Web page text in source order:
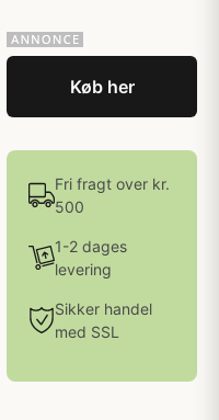
Køb her
Fri fragt over kr.
500
1-2 dages
levering
Sikker handel
med SSL